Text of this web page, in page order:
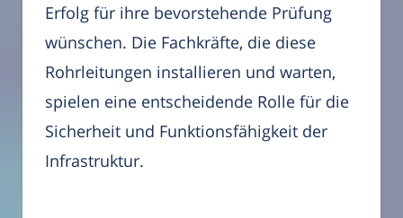
Erfolg für ihre bevorstehende Prüfung
wünschen. Die Fachkräfte, die diese
Rohrleitungen installieren und warten,
spielen eine entscheidende Rolle für die
Sicherheit und Funktionsfähigkeit der
Infrastruktur.